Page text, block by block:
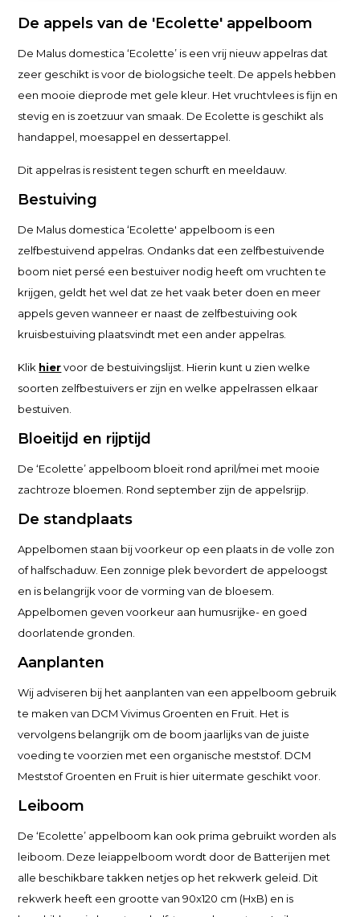
De appels van de 'Ecolette' appelboom
De Malus domestica ‘Ecolette’ is een vrij nieuw appelras dat
zeer geschikt is voor de biologsiche teelt. De appels hebben
een mooie dieprode met gele kleur. Het vruchtvlees is fijn en
stevig en is zoetzuur van smaak. De Ecolette is geschikt als
handappel, moesappel en dessertappel.
Dit appelras is resistent tegen schurft en meeldauw.
Bestuiving
De Malus domestica ‘Ecolette' appelboom is een
zelfbestuivend appelras. Ondanks dat een zelfbestuivende
boom niet persé een bestuiver nodig heeft om vruchten te
krijgen, geldt het wel dat ze het vaak beter doen en meer
appels geven wanneer er naast de zelfbestuiving ook
kruisbestuiving plaatsvindt met een ander appelras.
Klik hiervoor de bestuivingslijst. Hierin kunt u zien welke
soorten zelfbestuivers er zijn en welke appelrassen elkaar
bestuiven.
Bloeitijd en rijptijd
De ‘Ecolette’ appelboom bloeit rond april/mei met mooie
zachtroze bloemen. Rond september zijn de appelsrijp.
De standplaats
Appelbomen staan bij voorkeur op een plaats in de volle zon
of halfschaduw. Een zonnige plek bevordert de appeloogst
en is belangrijk voor de vorming van de bloesem.
Appelbomen geven voorkeur aan humusrijke- en goed
doorlatende gronden.
Aanplanten
Wij adviseren bij het aanplanten van een appelboom gebruik
te maken van DCM Vivimus Groenten en Fruit. Het is
vervolgens belangrijk om de boom jaarlijks van de juiste
voeding te voorzien met een organische meststof. DCM
Meststof Groenten en Fruit is hier uitermate geschikt voor.
Leiboom
De ‘Ecolette’ appelboom kan ook prima gebruikt worden als
leiboom. Deze leiappelboom wordt door de Batterijen met
alle beschikbare takken netjes op het rekwerk geleid. Dit
rekwerk heeft een grootte van 90x120 cm (HxB) en is